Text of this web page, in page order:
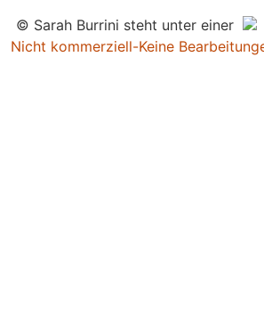
© Sarah Burrini steht unter einer
Nicht kommerziell-Keine